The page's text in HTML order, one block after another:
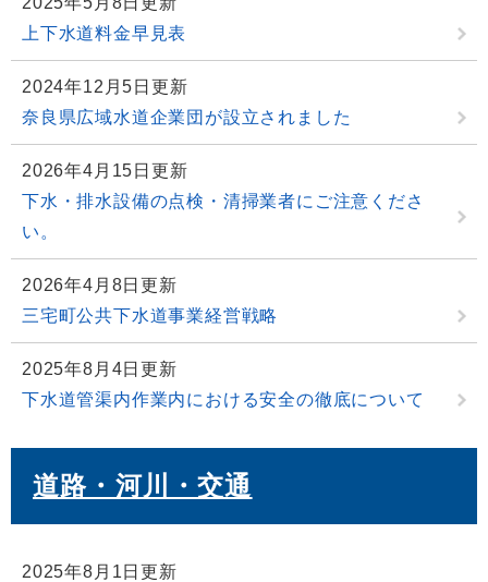
上下水道料金早見表
2024年12月5日更新
奈良県広域水道企業団が設立されました
2026年4月15日更新
下水・排水設備の点検・清掃業者にご注意くださ
い。
2026年4月8日更新
三宅町公共下水道事業経営戦略
2025年8月4日更新
下水道管渠内作業内における安全の徹底について
道路・河川・交通
2025年8月1日更新